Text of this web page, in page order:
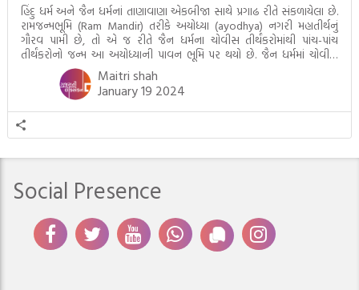
હિંદુ ધર્મ અને જૈન ધર્મનાં તાણાવાણા એકબીજા સાથે પ્રગાઢ રીતે સંકળાયેલા છે.
રામજન્મભૂમિ (Ram Mandir) તરીકે અયોધ્યા (ayodhya) નગરી મહાતીર્થનું
ગૌરવ પામી છે, તો એ જ રીતે જૈન ધર્મના ચોવીસ તીર્થંકરોમાંથી પાંચ-પાંચ
તીર્થંકરોનો જન્મ આ અયોધ્યાની પાવન ભૂમિ પર થયો છે. જૈન ધર્મમાં ચોવીસ
તીર્થંકરોમાંથી પાંચ-પાંચ તીર્થંકરોનાં કલ્યાણકો અહીં આવ્યાં છે. દરેક તીર્થંકરના
જીવનની ચ્યવન(માતાના […]
Maitri shah
January 19 2024
Social Presence